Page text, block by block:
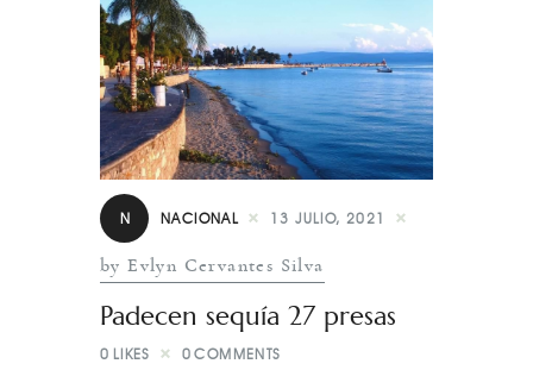
N NACIONAL 13 JULIO, 2021
by Evlyn Cervantes Silva
Padecen sequía 27 presas
0 LIKES 0 COMMENTS